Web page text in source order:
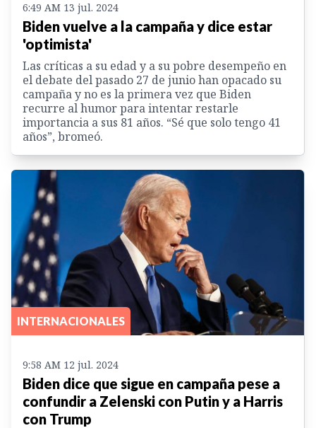
6:49 AM 13 jul. 2024
Biden vuelve a la campaña y dice estar
'optimista'
Las críticas a su edad y a su pobre desempeño en
el debate del pasado 27 de junio han opacado su
campaña y no es la primera vez que Biden
recurre al humor para intentar restarle
importancia a sus 81 años. “Sé que solo tengo 41
años”, bromeó.
INTERNACIONALES
9:58 AM 12 jul. 2024
Biden dice que sigue en campaña pese a
confundir a Zelenski con Putin y a Harris
con Trump